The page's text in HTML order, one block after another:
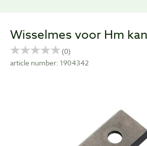
Wisselmes voor Hm
article number: 1904342